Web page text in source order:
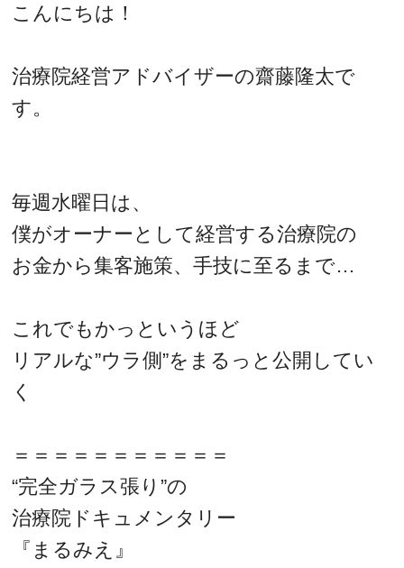
こんにちは！
治療院経営アドバイザーの齋藤隆太で
す。
毎週水曜日は、
僕がオーナーとして経営する治療院の
お金から集客施策、手技に至るまで…
これでもかっというほど
リアルな”ウラ側”をまるっと公開してい
く
＝＝＝＝＝＝＝＝＝＝＝
“完全ガラス張り”の
治療院ドキュメンタリー
『まるみえ』